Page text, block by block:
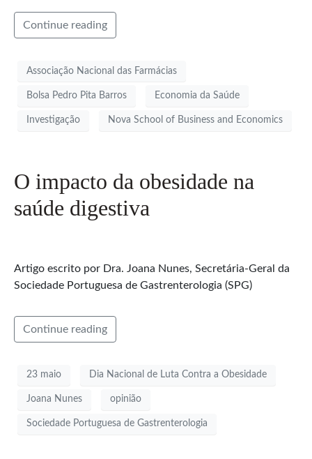
Continue reading
Associação Nacional das Farmácias
Bolsa Pedro Pita Barros Economia da Saúde
Investigação Nova School of Business and Economics
O impacto da obesidade na
saúde digestiva
Artigo escrito por Dra. Joana Nunes, Secretária-Geral da
Sociedade Portuguesa de Gastrenterologia (SPG)
Continue reading
23 maio Dia Nacional de Luta Contra a Obesidade
Joana Nunes opinião
Sociedade Portuguesa de Gastrenterologia